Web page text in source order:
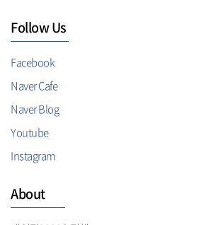
Follow Us
Facebook
Naver Cafe
Naver Blog
Youtube
Instagram
About